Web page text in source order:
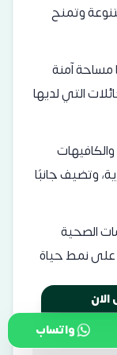
وتمنح
مساحة آمنة
التي لديها
وتضيف جانبًا
الصحية
على نمط حياة
واتساب